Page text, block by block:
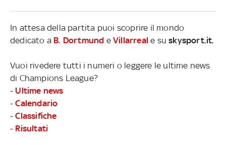
In attesa della partita puoi scoprire il mondo
dedicato a B. Dortmund eVillarreal e suskysport.it.
Vuoi rivedere tutti i numeri o leggere le ultime news
di Champions League?
- Ultime news
-Calendario
-Classifiche
- Risultati